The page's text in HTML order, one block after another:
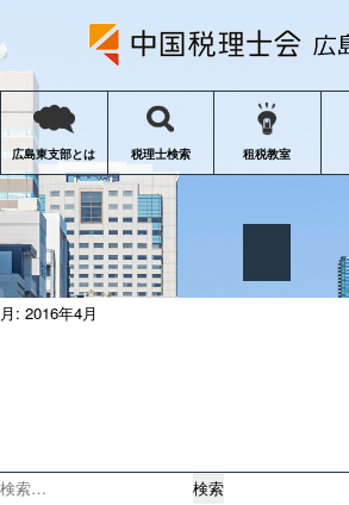
広島東支部とは 税理士検索 租税教室
月: 2016年4月
検